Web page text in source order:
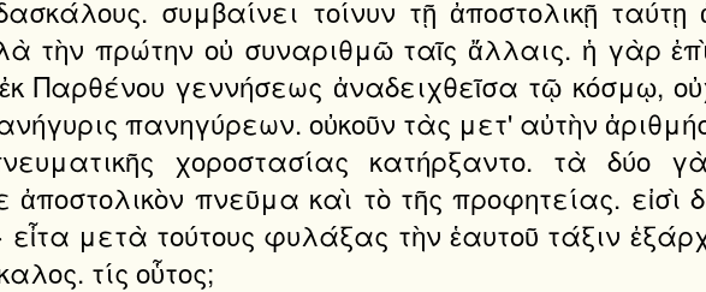
συμβαίνει τοίνυν τῇ ἀποστολικῇ ταύτῃ
τὴν πρώτην οὐ συναριθμῶ ταῖς ἄλλαις. ἡ γὰρ
Παρθένου γεννήσεως ἀναδειχθεῖσα τῷ κόσμῳ,
πανηγύρεων. οὐκοῦν τὰς μετ' αὐτὴν
χοροστασίας κατήρξαντο. τὰ δύο
πνεῦμα καὶ τὸ τῆς προφητείας. εἰσὶ
εἶτα μετὰ τούτους φυλάξας τὴν ἑαυτοῦ τάξιν
τίς οὗτος;